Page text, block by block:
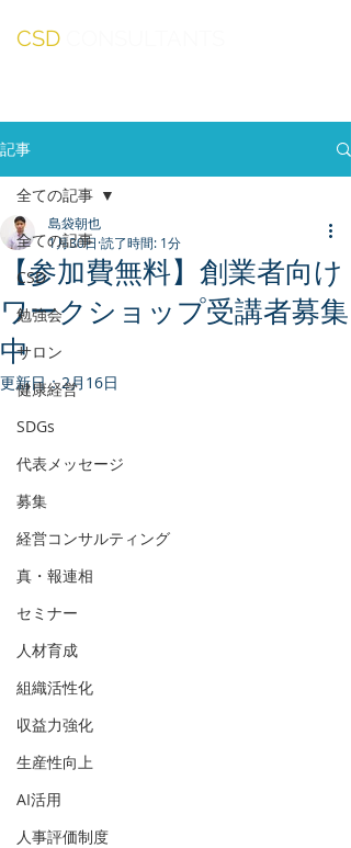
CSD
記事
全ての記事
CSD
勉強会
サロン
健康経営
SDGs
代表メッセージ
募集
経営コンサルティング
真・報連相
セミナー
人材育成
組織活性化
収益力強化
生産性向上
AI活用
人事評価制度
全ての記事
【参加費無料】創業者向け
ワークショップ受講者募集
中
島袋朝也
1月30日 読了時間: 1分
更新日：2月16日